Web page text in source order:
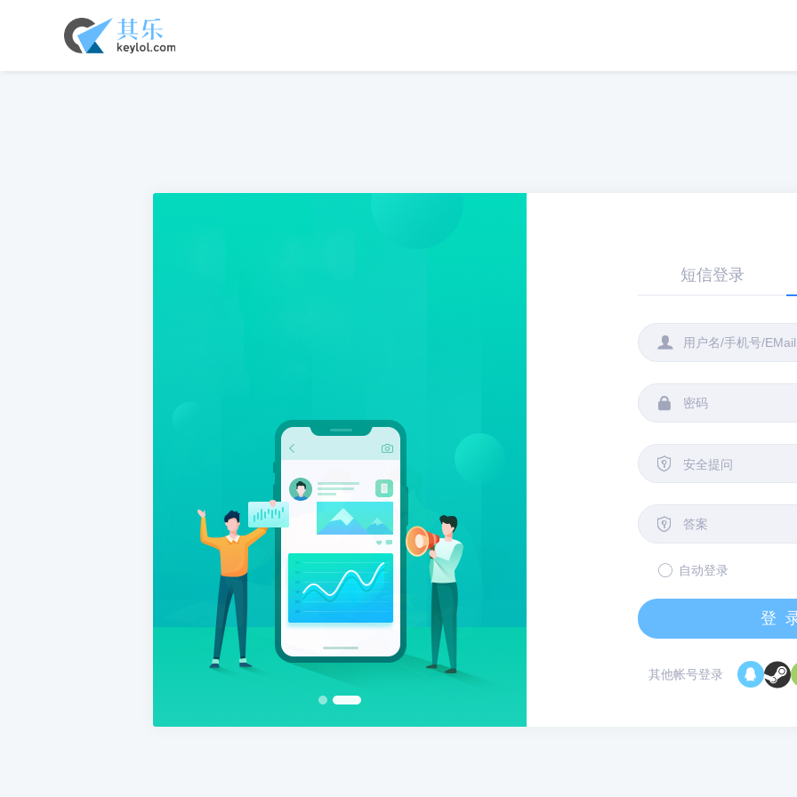
短信登录


 安全提问

自动登录
登
其他帐号登录 